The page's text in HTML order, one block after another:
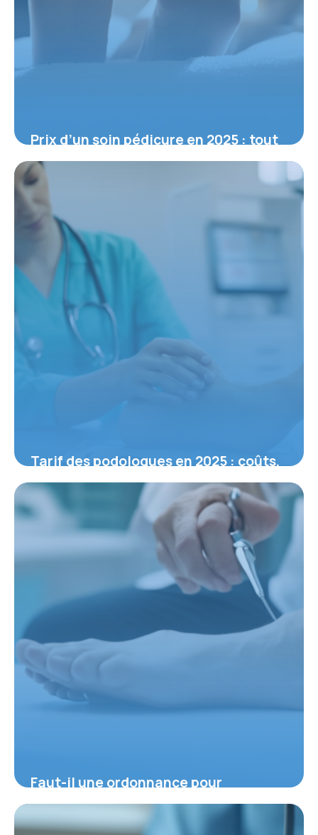
Prix d’un soin pédicure en 2025 : tout
ce que vous devez savoir
16 février 2026
Tarif des podologues en 2025 : coûts,
remboursements et conseils
pratiques
12 février 2026
Faut-il une ordonnance pour
consulter un podologue ? Explications
essentielles